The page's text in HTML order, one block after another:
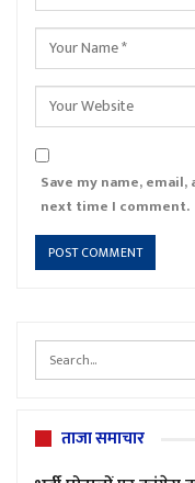
Save my name,
next time I comment.
ताजा समाचार